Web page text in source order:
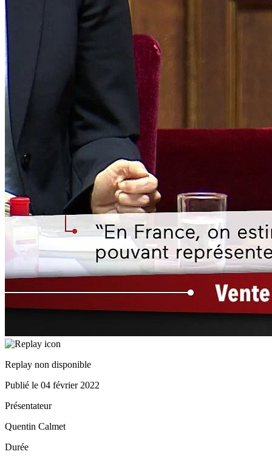
Replay non disponible
Publié le 04 février 2022
Présentateur
Quentin Calmet
Durée